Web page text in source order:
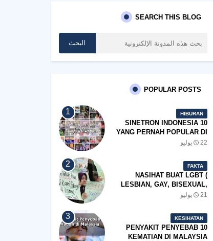
SEARCH THIS BLOG
POPULAR POSTS
HIBURAN
10 SINETRON INDONESIA
YANG PERNAH POPULAR DI
MALAYSIA
22 يوليو
FAKTA
NASIHAT BUAT LGBT (
LESBIAN, GAY, BISEXUAL,
TRANSGENDER)
21 يوليو
KESIHATAN
10 PENYAKIT PENYEBAB
KEMATIAN DI MALAYSIA